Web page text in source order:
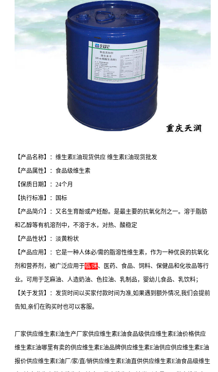
【产品名称】：维生素E油现货供应 维生素E油现货批发
【产品属性】：食品级维生素
【保质日期】：24个月
【执行标准】：国标
【产品简介】：又名生育酚或产妊酚。是最主要的抗氧化剂之一。溶于脂肪
和乙醇等有机溶剂中，不溶于水，对热、酸稳定
【产品性状】：淡黄粉状
【产品应用】：它是一种人体必/需的脂溶性维生素，作为一种优良的抗氧化
剂和营养剂，被广泛应用于临/床、医药、食品、饲料、保健品和化妆品等行
业。可用于芝麻油、人造奶油、色拉油、乳制品，婴幼儿食品、乳饮料；
【关于发货】：发货时间以买家付款时间为准,如果遇到额外情况,我们会提前
告知,亲们在购买时也可以客服。
厂家供应维生素E油生产厂家供应维生素E油食品级供应维生素E油价格供应
维生素E油哪里有卖的供应维生素E油品牌供应维生素E油供应供应维生素E油
报价供应维生素E油厂/家/直/销供应维生素E油直供供应维生素E油食品级维生